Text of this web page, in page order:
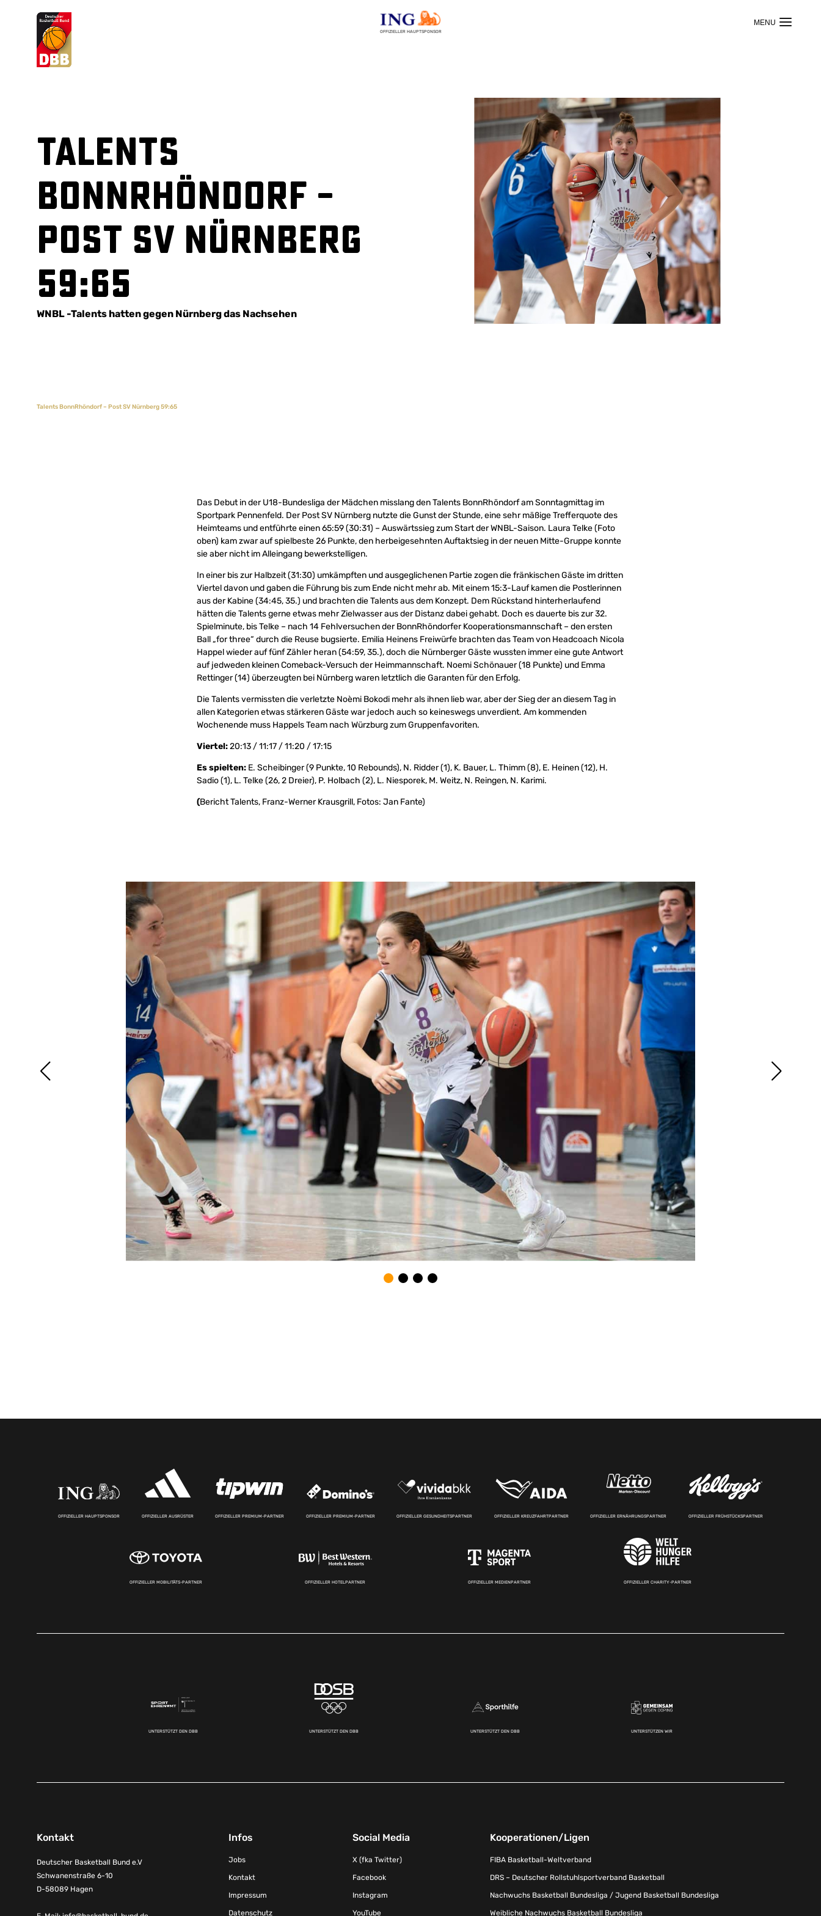
OFFIZIELLER HAUPTSPONSOR
Suchvorschläge
Talents
BonnRhöndorf –
Post SV Nürnberg
59:65
WNBL -Talents hatten gegen Nürnberg das Nachsehen
Talents BonnRhöndorf – Post SV Nürnberg 59:65
Das Debut in der U18-Bundesliga der Mädchen misslang den Talents BonnRhöndorf am Sonntagmittag im
Sportpark Pennenfeld. Der Post SV Nürnberg nutzte die Gunst der Stunde, eine sehr mäßige Trefferquote des
Heimteams und entführte einen 65:59 (30:31) – Auswärtssieg zum Start der WNBL-Saison. Laura Telke (Foto
oben) kam zwar auf spielbeste 26 Punkte, den herbeigesehnten Auftaktsieg in der neuen Mitte-Gruppe konnte
sie aber nicht im Alleingang bewerkstelligen.
In einer bis zur Halbzeit (31:30) umkämpften und ausgeglichenen Partie zogen die fränkischen Gäste im dritten
Viertel davon und gaben die Führung bis zum Ende nicht mehr ab. Mit einem 15:3-Lauf kamen die Postlerinnen
aus der Kabine (34:45, 35.) und brachten die Talents aus dem Konzept. Dem Rückstand hinterherlaufend
hätten die Talents gerne etwas mehr Zielwasser aus der Distanz dabei gehabt. Doch es dauerte bis zur 32.
Spielminute, bis Telke – nach 14 Fehlversuchen der BonnRhöndorfer Kooperationsmannschaft – den ersten
Ball „for three“ durch die Reuse bugsierte. Emilia Heinens Freiwürfe brachten das Team von Headcoach Nicola
Happel wieder auf fünf Zähler heran (54:59, 35.), doch die Nürnberger Gäste wussten immer eine gute Antwort
auf jedweden kleinen Comeback-Versuch der Heimmannschaft. Noemi Schönauer (18 Punkte) und Emma
Rettinger (14) überzeugten bei Nürnberg waren letztlich die Garanten für den Erfolg.
Die Talents vermissten die verletzte Noèmi Bokodi mehr als ihnen lieb war, aber der Sieg der an diesem Tag in
allen Kategorien etwas stärkeren Gäste war jedoch auch so keineswegs unverdient. Am kommenden
Wochenende muss Happels Team nach Würzburg zum Gruppenfavoriten.
Viertel:20:13 / 11:17 / 11:20 / 17:15
Es spielten: E. Scheibinger (9 Punkte, 10 Rebounds), N. Ridder (1), K. Bauer, L. Thimm (8), E. Heinen (12), H.
Sadio (1), L. Telke (26, 2 Dreier), P. Holbach (2), L. Niesporek, M. Weitz, N. Reingen, N. Karimi.
(Bericht Talents, Franz-Werner Krausgrill, Fotos: Jan Fante)
OFFIZIELLER HAUPTSPONSOR OFFIZIELLER AUSRÜSTER OFFIZIELLER PREMIUM-PARTNER OFFIZIELLER PREMIUM-PARTNER OFFIZIELLER GESUNDHEITSPARTNER OFFIZIELLER KREUZFAHRTPARTNER OFFIZIELLER ERNÄHRUNGSPARTNER OFFIZIELLER FRÜHSTÜCKSPARTNER
OFFIZIELLER MOBILITÄTS-PARTNER OFFIZIELLER HOTELPARTNER OFFIZIELLER MEDIENPARTNER OFFIZIELLER CHARITY-PARTNER
UNTERSTÜTZT DEN DBB UNTERSTÜTZT DEN DBB UNTERSTÜTZT DEN DBB UNTERSTÜTZEN WIR
Kontakt
Deutscher Basketball Bund e.V
Schwanenstraße 6-10
D-58089 Hagen
Infos
Jobs
Kontakt
Impressum
Datenschutz
Social Media
X (fka Twitter)
Facebook
Instagram
YouTube
Kooperationen/Ligen
FIBA Basketball-Weltverband
DRS – Deutscher Rollstuhlsportverband Basketball
Nachwuchs Basketball Bundesliga / Jugend Basketball Bundesliga
Weibliche Nachwuchs Basketball Bundesliga